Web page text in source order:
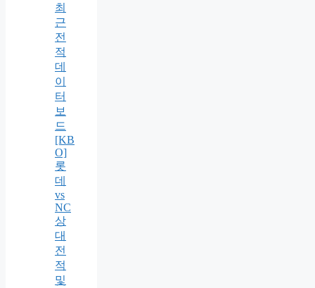
최
근
전
적
데
이
터
보
드
[KB
O]
롯
데
vs
NC
상
대
전
적
및